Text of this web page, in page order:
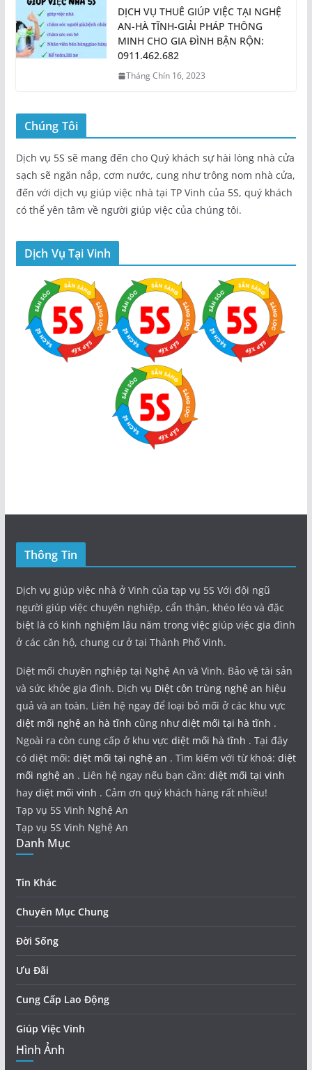
DỊCH VỤ THUÊ GIÚP VIỆC TẠI NGHỆ
AN-HÀ TĨNH-GIẢI PHÁP THÔNG
MINH CHO GIA ĐÌNH BẬN RỘN:
0911.462.682
Tháng Chín 16, 2023
Chúng Tôi
Dịch vụ 5S sẽ mang đến cho Quý khách sự hài lòng nhà cửa
sạch sẽ ngăn nắp, cơm nước, cung như trông nom nhà cửa,
đến với dịch vụ giúp việc nhà tại TP Vinh của 5S, quý khách
có thể yên tâm về người giúp việc của chúng tôi.
Dịch Vụ Tại Vinh
Thông Tin
Dịch vụ giúp việc nhà ở Vinh của tạp vụ 5S Với đội ngũ
người giúp việc chuyên nghiệp, cẩn thận, khéo léo và đặc
biệt là có kinh nghiệm lâu năm trong việc giúp việc gia đình
ở các căn hộ, chung cư ở tại Thành Phố Vinh.
Diệt mối chuyên nghiệp tại Nghệ An và Vinh. Bảo vệ tài sản
và sức khỏe gia đình. Dịch vụ Diệt côn trùng nghệ an hiệu
quả và an toàn. Liên hệ ngay để loại bỏ mối ở các khu vực
diệt mối nghệ an hà tĩnh cũng nhưdiệt mối tại hà tĩnh .
Ngoài ra còn cung cấp ở khu vực diệt mối hà tĩnh . Tại đây
có diệt mối: diệt mối tại nghệ an . Tìm kiếm với từ khoá: diệt
mối nghệ an . Liên hệ ngay nếu bạn cần: diệt mối tại vinh
hay diệt mối vinh . Cảm ơn quý khách hàng rất nhiều!
Tạp vụ 5S Vinh Nghệ An
Tạp vụ 5S Vinh Nghệ An
Danh Mục
Tin Khác
Chuyên Mục Chung
Đời Sống
Ưu Đãi
Cung Cấp Lao Động
Giúp Việc Vinh
Hình Ảnh